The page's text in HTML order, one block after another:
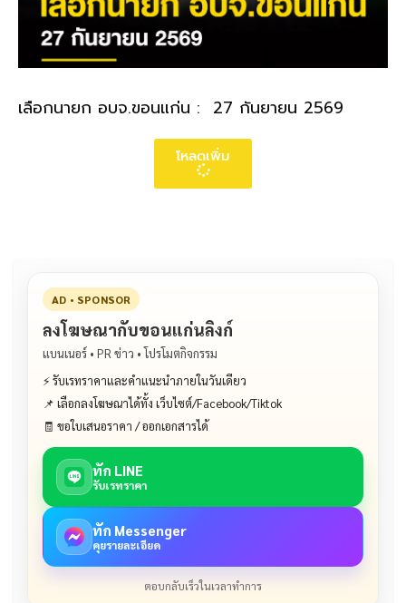
เลือกนายก อบจ.ขอนแก่น : 27 กันยายน 2569
โหลดเพิ่ม
AD • SPONSOR
ลงโฆษณากับขอนแก่นลิงก์
แบนเนอร์ • PR ข่าว • โปรโมตกิจกรรม
⚡ รับเรทราคาและคำแนะนำภายในวันเดียว
📌 เลือกลงโฆษณาได้ทั้ง เว็บไซต์/Facebook/Tiktok
🧾 ขอใบเสนอราคา / ออกเอกสารได้
ทัก LINE
รับเรทราคา
ทัก Messenger
คุยรายละเอียด
ตอบกลับเร็วในเวลาทำการ